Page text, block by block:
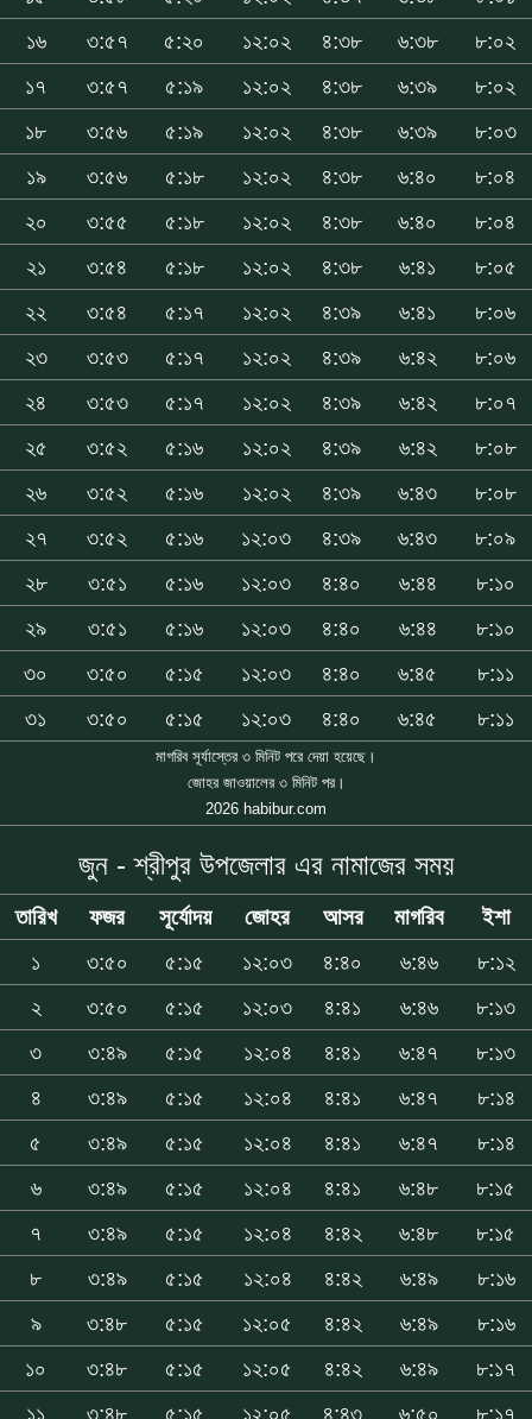
১৬
৩:৫৭ ৫:২০ ১২:০২ ৪:৩৮ ৬:৩৮
৮:০২
১৭
৩:৫৭ ৫:১৯ ১২:০২ ৪:৩৮ ৬:৩৯
৮:০২
১৮
৩:৫৬ ৫:১৯ ১২:০২ ৪:৩৮ ৬:৩৯
৮:০৩
১৯
৩:৫৬ ৫:১৮ ১২:০২ ৪:৩৮ ৬:৪০
৮:০৪
২০
৩:৫৫ ৫:১৮ ১২:০২ ৪:৩৮ ৬:৪০
৮:০৪
২১
৩:৫৪ ৫:১৮ ১২:০২ ৪:৩৮ ৬:৪১
৮:০৫
২২
৩:৫৪ ৫:১৭ ১২:০২ ৪:৩৯ ৬:৪১
৮:০৬
২৩
৩:৫৩ ৫:১৭ ১২:০২ ৪:৩৯ ৬:৪২
৮:০৬
২৪
৩:৫৩ ৫:১৭ ১২:০২ ৪:৩৯ ৬:৪২
৮:০৭
২৫
৩:৫২ ৫:১৬ ১২:০২ ৪:৩৯ ৬:৪২
৮:০৮
২৬
৩:৫২ ৫:১৬ ১২:০২ ৪:৩৯ ৬:৪৩
৮:০৮
২৭
৩:৫২ ৫:১৬ ১২:০৩ ৪:৩৯ ৬:৪৩
৮:০৯
২৮
৩:৫১ ৫:১৬ ১২:০৩ ৪:৪০ ৬:৪৪
৮:১০
২৯
৩:৫১ ৫:১৬ ১২:০৩ ৪:৪০ ৬:৪৪
৮:১০
৩০
৩:৫০ ৫:১৫ ১২:০৩ ৪:৪০ ৬:৪৫
৮:১১
৩১
৩:৫০ ৫:১৫ ১২:০৩ ৪:৪০ ৬:৪৫ ৮:১১
মাগরিব সূর্যাস্তের ৩ মিনিট পরে দেয়া হয়েছে।
জোহর জাওয়ালের ৩ মিনিট পর।
2026 habibur.com
জুন - শ্রীপুর উপজেলার এর নামাজের সময়
তারিখ ফজর সূর্যোদয় জোহর আসর মাগরিব
ইশা
১
৩:৫০ ৫:১৫ ১২:০৩ ৪:৪০ ৬:৪৬
৮:১২
২
৩:৫০ ৫:১৫ ১২:০৩ ৪:৪১ ৬:৪৬
৮:১৩
৩
৩:৪৯ ৫:১৫ ১২:০৪ ৪:৪১ ৬:৪৭
৮:১৩
৪
৩:৪৯ ৫:১৫ ১২:০৪ ৪:৪১ ৬:৪৭
৮:১৪
৫
৩:৪৯ ৫:১৫ ১২:০৪ ৪:৪১ ৬:৪৭
৮:১৪
৬
৩:৪৯ ৫:১৫ ১২:০৪ ৪:৪১ ৬:৪৮
৮:১৫
৭
৩:৪৯ ৫:১৫ ১২:০৪ ৪:৪২ ৬:৪৮
৮:১৫
৮
৩:৪৯ ৫:১৫ ১২:০৪ ৪:৪২ ৬:৪৯
৮:১৬
৯
৩:৪৮ ৫:১৫ ১২:০৫ ৪:৪২ ৬:৪৯
৮:১৬
১০
৩:৪৮ ৫:১৫ ১২:০৫ ৪:৪২ ৬:৪৯
৮:১৭
১১
৩:৪৮ ৫:১৫ ১২:০৫ ৪:৪৩ ৬:৫০ ৮:১৭